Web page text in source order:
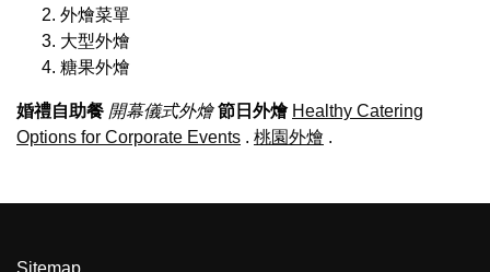
外燴菜單
大型外燴
糖果外燴
婚禮自助餐 開幕儀式外燴 節日外燴 Healthy Catering
Options for Corporate Events . 桃園外燴 .